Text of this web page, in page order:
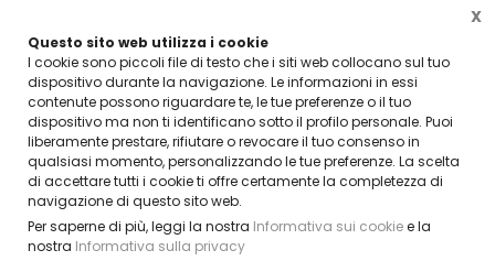
Questo sito web utilizza i cookie
I cookie sono piccoli file di testo che i siti web collocano sul tuo
dispositivo durante la navigazione. Le informazioni in essi
contenute possono riguardare te, le tue preferenze o il tuo
dispositivo ma non ti identificano sotto il profilo personale. Puoi
liberamente prestare, rifiutare o revocare il tuo consenso in
qualsiasi momento, personalizzando le tue preferenze. La scelta
di accettare tutti i cookie ti offre certamente la completezza di
navigazione di questo sito web.
Per saperne di più, leggi la nostra Informativa sui cookiee la
nostra Informativa sulla privacy
X
CLICCA E SCOPRI I COUPON ATTIVI ADESSO
Home IDEE E REGALI PERSONALIZZABILI SCRITTE | NOMI | FRASI | CREAZIONI NEON